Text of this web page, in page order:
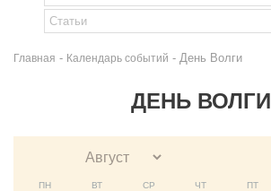
Главная - Календарь событий - День Волги
ДЕНЬ ВОЛГИ
ПН ВТ СР ЧТ ПТ